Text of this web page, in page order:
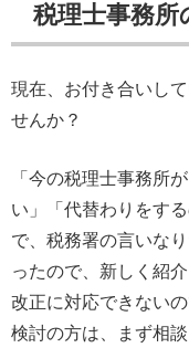
税理士事務
現在、お付き合いし
せんか？
「今の税理士事務所
い」「代替わりをす
で、税務署の言いな
ったので、新しく紹
改正に対応できない
検討の方は、まず相